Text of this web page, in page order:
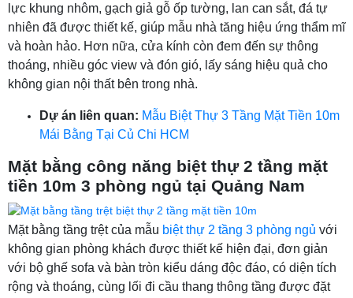
lực khung nhôm, gạch giả gỗ ốp tường, lan can sắt, đá tự
nhiên đã được thiết kế, giúp mẫu nhà tăng hiệu ứng thẩm mĩ
và hoàn hảo. Hơn nữa, cửa kính còn đem đến sự thông
thoáng, nhiều góc view và đón gió, lấy sáng hiệu quả cho
không gian nội thất bên trong nhà.
Dự án liên quan: Mẫu Biệt Thự 3 Tầng Mặt Tiền 10m
Mái Bằng Tại Củ Chi HCM
Mặt bằng công năng biệt thự 2 tầng mặt
tiền 10m 3 phòng ngủ tại Quảng Nam
Mặt bằng tầng trệt của mẫu biệt thự 2 tầng 3 phòng ngủ với
không gian phòng khách được thiết kế hiện đại, đơn giản
với bộ ghế sofa và bàn tròn kiểu dáng độc đáo, có diện tích
rộng và thoáng, cùng lối đi cầu thang thông tầng được đặt